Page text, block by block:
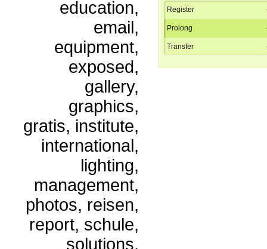
education,
email,
equipment,
exposed,
gallery,
graphics,
gratis, institute,
international,
lighting,
management,
photos, reisen,
report, schule,
solutions,
Register
Prolong
Transfer